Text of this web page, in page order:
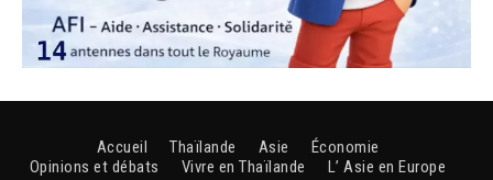
Accueil Thaïlande Asie
Économie
Opinions et débats
Vivre en Thaïlande
L’ Asie en Europe